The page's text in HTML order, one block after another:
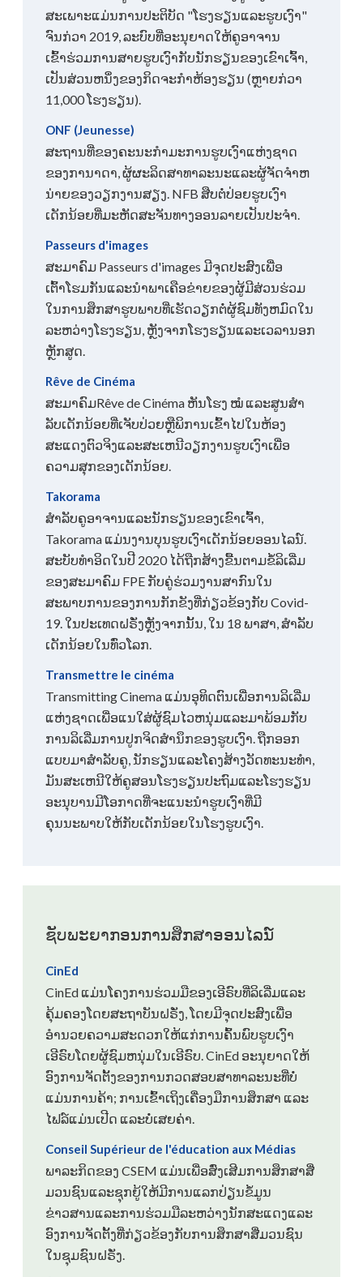
ສະເພາະແມ່ນການປະຕິບັດ "ໂຮງຮຽນແລະຮູບເງົາ"
ຈົນກ່ວາ 2019, ລະບົບທີ່ອະນຸຍາດໃຫ້ຄູອາຈານ
ເຂົ້າຮ່ວມການສາຍຮູບເງົາກັບນັກຮຽນຂອງເຂົາເຈົ້າ,
ເປັນສ່ວນຫນຶ່ງຂອງກິດຈະກໍາຫ້ອງຮຽນ (ຫຼາຍກ່ວາ
11,000 ໂຮງຮຽນ).
ONF (Jeunesse)
ສະຖານທີ່ຂອງຄະນະກໍາມະການຮູບເງົາແຫ່ງຊາດ
ຂອງການາດາ, ຜູ້ຜະລິດສາທາລະນະແລະຜູ້ຈັດຈໍາຫ
ນ່າຍຂອງວຽກງານສຽງ. NFB ສືບຕໍ່ປ່ອຍຮູບເງົາ
ເດັກນ້ອຍທີ່ມະຫັດສະຈັນທາງອອນລາຍເປັນປະຈຳ.
Passeurs d'images
ສະມາຄົມ Passeurs d'images ມີຈຸດປະສົງເພື່ອ
ເຕົ້າໂຮມກັນແລະນໍາພາເຄືອຂ່າຍຂອງຜູ້ມີສ່ວນຮ່ວມ
ໃນການສຶກສາຮູບພາບທີ່ເຮັດວຽກຕໍ່ຜູ້ຊົມທັງຫມົດໃນ
ລະຫວ່າງໂຮງຮຽນ, ຫຼັງຈາກໂຮງຮຽນແລະເວລານອກ
ຫຼັກສູດ.
Rêve de Cinéma
ສະມາຄົມRêve de Cinéma ຫັນໂຮງ ໝໍ ແລະສູນສໍາ
ລັບເດັກນ້ອຍທີ່ເຈັບປ່ວຍຫຼືພິການເຂົ້າໄປໃນຫ້ອງ
ສະແດງຕົວຈິງແລະສະເຫນີວຽກງານຮູບເງົາເພື່ອ
ຄວາມສຸກຂອງເດັກນ້ອຍ.
Takorama
ສໍາລັບຄູອາຈານແລະນັກຮຽນຂອງເຂົາເຈົ້າ,
Takorama ແມ່ນງານບຸນຮູບເງົາເດັກນ້ອຍອອນໄລນ໌.
ສະບັບທໍາອິດໃນປີ 2020 ໄດ້ຖືກສ້າງຂື້ນຕາມຂໍ້ລິເລີ່ມ
ຂອງສະມາຄົມ FPE ກັບຄູ່ຮ່ວມງານສາກົນໃນ
ສະພາບການຂອງການກັກຂັງທີ່ກ່ຽວຂ້ອງກັບ Covid-
19. ໃນປະເທດຝຣັ່ງຫຼັງຈາກນັ້ນ, ໃນ 18 ພາສາ, ສໍາລັບ
ເດັກນ້ອຍໃນທົ່ວໂລກ.
Transmettre le cinéma
Transmitting Cinema ແມ່ນອຸທິດຕົນເພື່ອການລິເລີ່ມ
ແຫ່ງຊາດເພື່ອແນໃສ່ຜູ້ຊົມໄວຫນຸ່ມແລະມາພ້ອມກັບ
ການລິເລີ່ມການປູກຈິດສໍານຶກຂອງຮູບເງົາ. ຖືກອອກ
ແບບມາສໍາລັບຄູ, ນັກຮຽນແລະໂຄງສ້າງວັດທະນະທໍາ,
ມັນສະເຫນີໃຫ້ຄູສອນໂຮງຮຽນປະຖົມແລະໂຮງຮຽນ
ອະນຸບານມີໂອກາດທີ່ຈະແນະນໍາຮູບເງົາທີ່ມີ
ຄຸນນະພາບໃຫ້ກັບເດັກນ້ອຍໃນໂຮງຮູບເງົາ.
ຊັບພະຍາກອນການສຶກສາອອນໄລນ໌
CinEd
CinEd ແມ່ນໂຄງການຮ່ວມມືຂອງເອີຣົບທີ່ລິເລີ່ມແລະ
ຄຸ້ມຄອງໂດຍສະຖາບັນຝຣັ່ງ, ໂດຍມີຈຸດປະສົງເພື່ອ
ອໍານວຍຄວາມສະດວກໃຫ້ແກ່ການຄົ້ນພົບຮູບເງົາ
ເອີຣົບໂດຍຜູ້ຊົມຫນຸ່ມໃນເອີຣົບ. CinEd ອະນຸຍາດໃຫ້
ອົງການຈັດຕັ້ງຂອງການກວດສອບສາທາລະນະທີ່ບໍ່
ແມ່ນການຄ້າ; ການເຂົ້າເຖິງເຄື່ອງມືການສຶກສາ ແລະ
ໄຟລ໌ແມ່ນເປີດ ແລະບໍ່ເສຍຄ່າ.
Conseil Supérieur de l'éducation aux Médias
ພາລະກິດຂອງ CSEM ແມ່ນເພື່ອສົ່ງເສີມການສຶກສາສື່
ມວນຊົນແລະຊຸກຍູ້ໃຫ້ມີການແລກປ່ຽນຂໍ້ມູນ
ຂ່າວສານແລະການຮ່ວມມືລະຫວ່າງນັກສະແດງແລະ
ອົງການຈັດຕັ້ງທີ່ກ່ຽວຂ້ອງກັບການສຶກສາສື່ມວນຊົນ
ໃນຊຸມຊົນຝຣັ່ງ.